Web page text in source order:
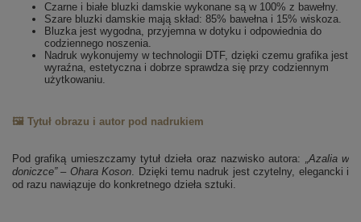
Czarne i białe bluzki damskie wykonane są w 100% z bawełny.
Szare bluzki damskie mają skład: 85% bawełna i 15% wiskoza.
Bluzka jest wygodna, przyjemna w dotyku i odpowiednia do
codziennego noszenia.
Nadruk wykonujemy w technologii DTF, dzięki czemu grafika jest
wyraźna, estetyczna i dobrze sprawdza się przy codziennym
użytkowaniu.
🖼️ Tytuł obrazu i autor pod nadrukiem
Pod grafiką umieszczamy tytuł dzieła oraz nazwisko autora: „Azalia w
doniczce” – Ohara Koson. Dzięki temu nadruk jest czytelny, elegancki i
od razu nawiązuje do konkretnego dzieła sztuki.